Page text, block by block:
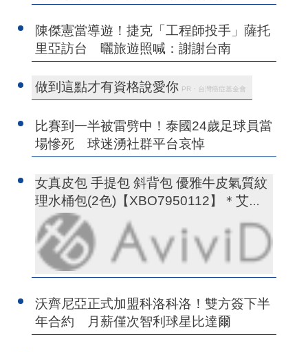
陳傑憲當導遊！捷克「工程師投手」薩托
里亞訪台 曬旅遊照喊：謝謝台南
做到這點才有資格說愛你 PR・台灣癌症基金會
比賽到一半被雷劈中！泰國24歲足球員當
場慘死 球迷湧社群平台哀悼
女真皮包 手提包 斜背包 優雅牛皮氣質紋
理水桶包(2色)【XBO7950112】＊艾美
時尚(現+預)
沃齊尼亞正式加盟科洛科洛！雙方簽下半
年合約 月薪僅次智利球星比達爾